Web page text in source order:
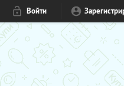
Войти